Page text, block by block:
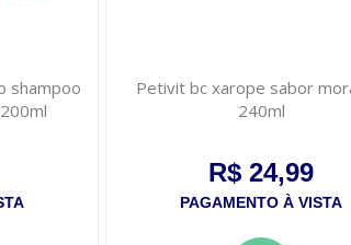
shampoo
Petivit bc xarope sabor
240ml
R$ 24,99
PAGAMENTO À VISTA